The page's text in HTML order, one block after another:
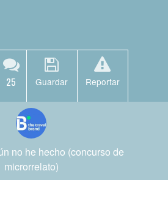
25 Guardar Reportar
no he hecho (concurso de
microrrelato)